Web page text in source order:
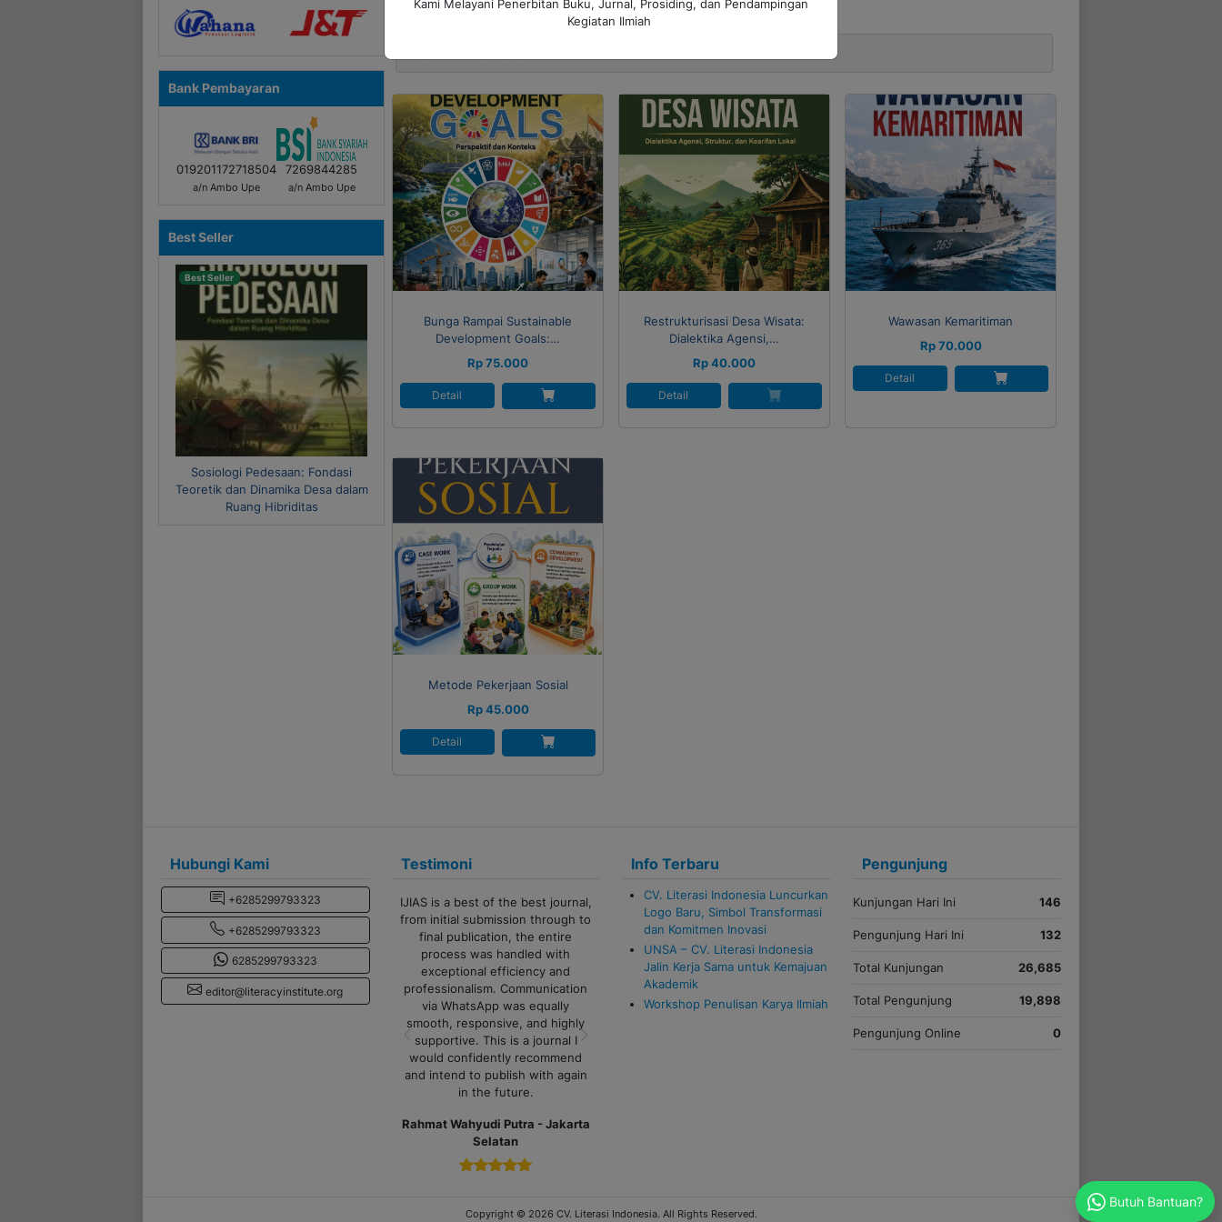
Bunga Rampai Sustainable
Development Goals:…
Rp 75.000
Detail
Restrukturisasi Desa Wisata:
Dialektika Agensi,…
Rp 40.000
Detail
Wawasan Kemaritiman
Rp 70.000
Detail
Metode Pekerjaan Sosial
Rp 45.000
Detail
Bank Pembayaran
019201172718504
a/n Ambo Upe
7269844285
a/n Ambo Upe
Best Seller
Best Seller
Sosiologi Pedesaan: Fondasi
Teoretik dan Dinamika Desa dalam
Ruang Hibriditas
Best Seller
Metode Riset Kuantitatif dan
Kualitatif
Previous Next
Hubungi Kami
+6285299793323
+6285299793323
6285299793323
editor@literacyinstitute.org
Testimoni
IJIAS is a best of the best journal,
from initial submission through to
final publication, the entire
process was handled with
exceptional efficiency and
professionalism. Communication
via WhatsApp was equally
smooth, responsive, and highly
supportive. This is a journal I
would confidently recommend
and intend to publish with again
in the future.
Rahmat Wahyudi Putra - Jakarta
Selatan
Terima kasih banyak untuk admin
CV Literasi Indonesia!
Pelayanannya cepat, responsif,
dan sangat membantu sekali.
Proses komunikasi juga lancar,
sangat ramah serta semua
pertanyaan dijawab dengan jelas.
Previous Next
Info Terbaru
CV. Literasi Indonesia Luncurkan
Logo Baru, Simbol Transformasi
dan Komitmen Inovasi
UNSA – CV. Literasi Indonesia
Jalin Kerja Sama untuk Kemajuan
Akademik
Workshop Penulisan Karya Ilmiah
Pengunjung
Kunjungan Hari Ini 146
Pengunjung Hari Ini 132
Total Kunjungan 26,685
Total Pengunjung 19,898
Pengunjung Online 0
Copyright © 2026 CV. Literasi Indonesia. All Rights Reserved.
Butuh Bantuan?
Kami Melayani Penerbitan Buku, Jurnal, Prosiding, dan Pendampingan
Kegiatan Ilmiah